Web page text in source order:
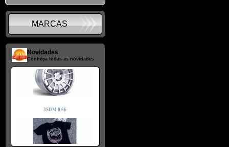
MARCAS
Novidades
Conheça todas as novidades